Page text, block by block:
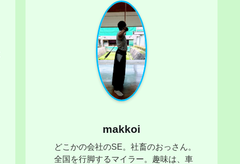
makkoi
どこかの会社のSE。社畜のおっさん。
全国を行脚するマイラー。趣味は、車